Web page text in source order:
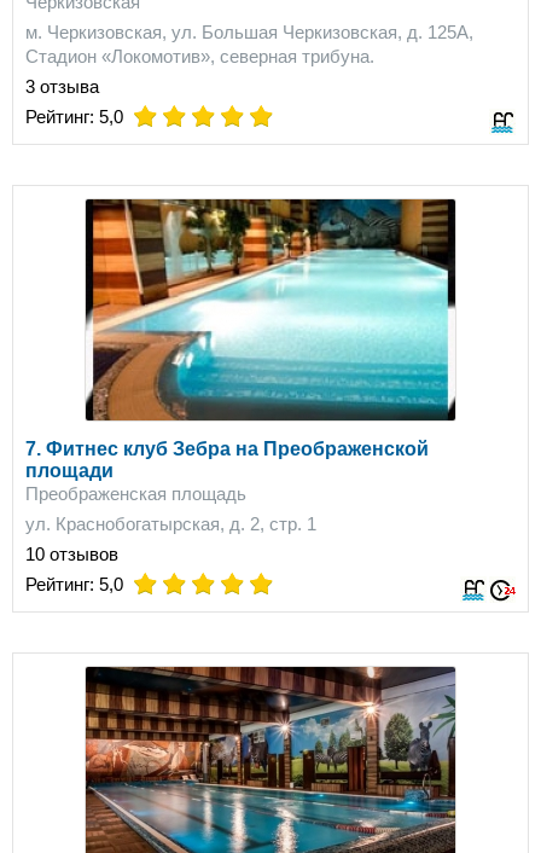
м. Черкизовская, ул. Большая Черкизовская, д. 125А,
Стадион «Локомотив», северная трибуна.
3 отзыва
Рейтинг: 5,0 on
7. Фитнес клуб Зебра на Преображенской
площади
Преображенская площадь
ул. Краснобогатырская, д. 2, стр. 1
10 отзывов
Рейтинг: 5,0 on